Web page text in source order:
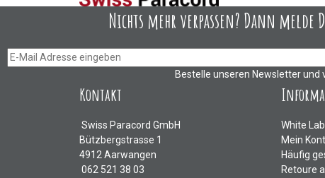
Nichts mehr verpassen? Dann melde
Bestelle unseren Newsletter und
Kontakt
Swiss Paracord GmbH
Bützbergstrasse 1
4912 Aarwangen
062 521 38 03
White
Mein
Häufig
Retoure